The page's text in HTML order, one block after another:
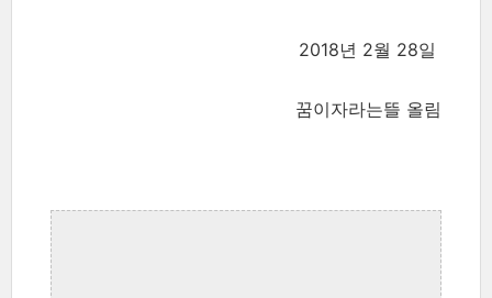
2018년 2월 28일
꿈이자라는뜰 올림